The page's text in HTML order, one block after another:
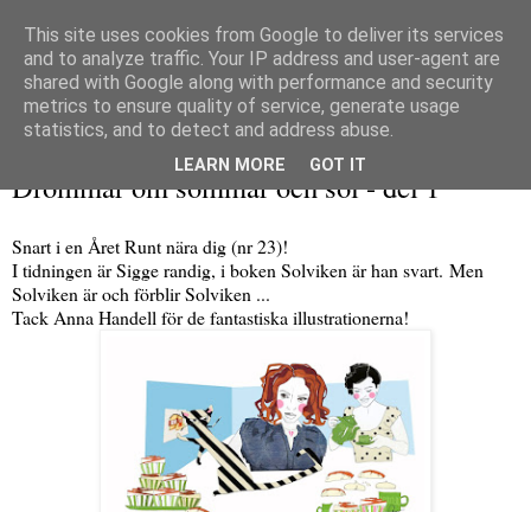
Drömmar om sommar och sol - del 1
Snart i en Året Runt nära dig (nr 23)!
I tidningen är Sigge randig, i boken Solviken är han svart. Men
Solviken är och förblir Solviken ...
Tack Anna Handell för de fantastiska illustrationerna!
This site uses cookies from Google to deliver its services
and to analyze traffic. Your IP address and user-agent are
shared with Google along with performance and security
metrics to ensure quality of service, generate usage
statistics, and to detect and address abuse.
LEARN MORE GOT IT